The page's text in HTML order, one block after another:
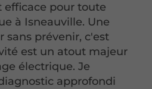
efficace pour toute
à Isneauville. Une
sans prévenir, c'est
est un atout majeur
électrique. Je
approfondi